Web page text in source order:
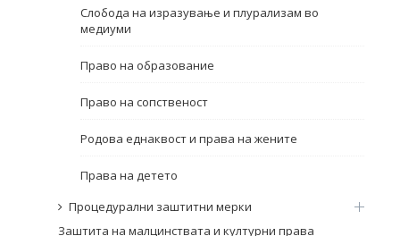
Слобода на изразување и плурализам во
медиуми
Право на образование
Право на сопственост
Родова еднаквост и права на жените
Права на детето
Процедурални заштитни мерки
Заштита на малцинствата и културни права